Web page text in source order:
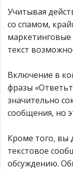
Учитывая
со спамом,
текст
Включение в
фразы
значительно
сообщения, но
Кроме того, вы
текстовое
обсуждению.